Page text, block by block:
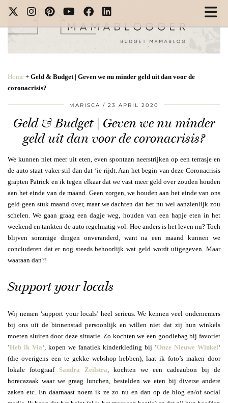
Home + Geld & Budget | Geven we nu minder geld uit dan voor de
coronacrisis?
MARISCA 23 APRIL 2020
Geld & Budget | Geven we nu minder
geld uit dan voor de coronacrisis?
We kunnen niet meer uit eten, even spontaan neerstrijken op een terrasje en
de auto staat vaker stil dan dat ‘ie rijdt. Aan het begin van deze Coronacrisis
grapten Patrick en ik tegen elkaar dat we vast meer geld over zouden houden
aan het einde van de maand. Geen zorgen, we houden aan het einde van ons
geld geen stuk maand over, maar we dachten dat het nu wel aanzienlijk zou
schelen. We gaan graag een dagje weg, houden van een hapje eten in het
weekend en tankten de auto regelmatig vol. Hoe anders is het leven nu? Toch
blijven sommige dingen onveranderd, want na een maand kunnen we
concluderen dat er nog steeds behoorlijk wat geld wordt uitgegeven. Maar
waaraan dan?!
Support your locals
Wij nemen ‘support your locals’ heel serieus. We kennen veel ondernemers
bij ons uit de binnenstad persoonlijk en willen niet dat zij hun winkels
moeten sluiten door deze situatie. Zo kochten we een goodiebag bij favoriet
‘Heb ik Via‘, kopen we fanatiek kinderkleding bij ‘Onze Nieuwe Winkel‘
(die overigens een te gekke webshop hebben), laat ik foto’s maken door
lokale fotograaf Sandra Zeilstra, kochten we een cadeaubon bij de
horecazaak waar we graag lunchen, bestelden we eten bij diverse andere
zaken etc. En daarnaast noem ik ze zo nu en dan op de blog en/of social